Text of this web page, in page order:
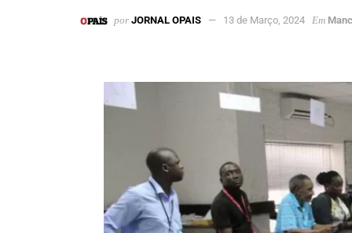
por JORNAL OPAIS 13 de Março, 2024 Em